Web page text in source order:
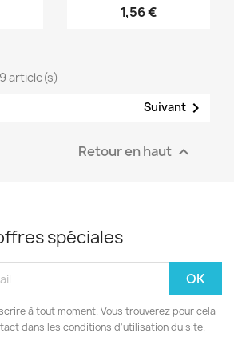
1,56 €
article(s)
Suivant 
Retour en haut 
spéciales
à tout moment. Vous trouverez pour cela
dans les conditions d'utilisation du site.